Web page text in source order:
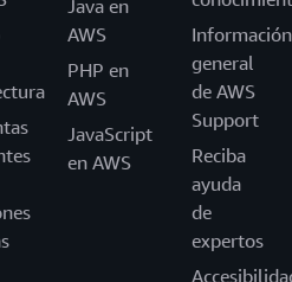
Java en
AWS
PHP en
AWS
JavaScript
en AWS
Información
general
de AWS
Support
Reciba
ayuda
de
expertos